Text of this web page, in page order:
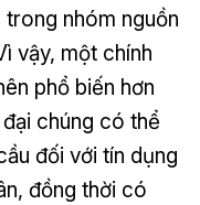
nhóm nguồn
vậy, một chính
phổ biến hơn
chúng có thể
đối với tín dụng
đồng thời có